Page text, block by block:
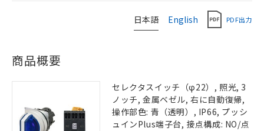
日本語 English PDF出力
商品概要
セレクタスイッチ（φ22）, 照光, 3
ノッチ, 金属ベゼル, 右に自動復帰,
操作部色: 青（透明）, IP66, プッシ
ュインPlus端子台, 接点構成: NO/点